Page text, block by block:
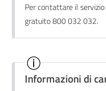
Per contattare il
gratuito 800 032 032.
Informazioni di